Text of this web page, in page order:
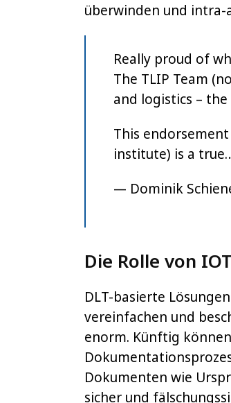
überwinden und
Really proud of
The TLIP Team
and logistics –
This
institute) is a
— Dominik
Die Rolle von
DLT-basierte
vereinfachen und
enorm. Künftig
Dokumenten wie
sicher und